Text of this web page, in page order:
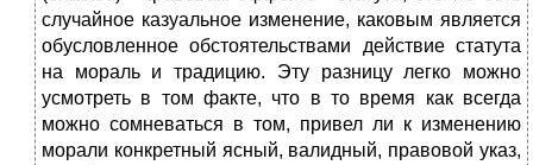
случайное казуальное изменение, каковым является
обусловленное обстоятельствами действие статута
на мораль и традицию. Эту разницу легко можно
усмотреть в том факте, что в то время как всегда
можно сомневаться в том, привел ли к изменению
морали конкретный ясный, валидный, правовой указ,